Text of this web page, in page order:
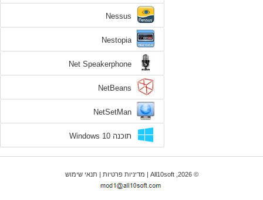
Nessus
Nestopia
Net Speakerphone
NetBeans
NetSetMan
תוכנה Windows 10
© 2026, All10soft | מדיניות פרטיות|תנאי שימוש